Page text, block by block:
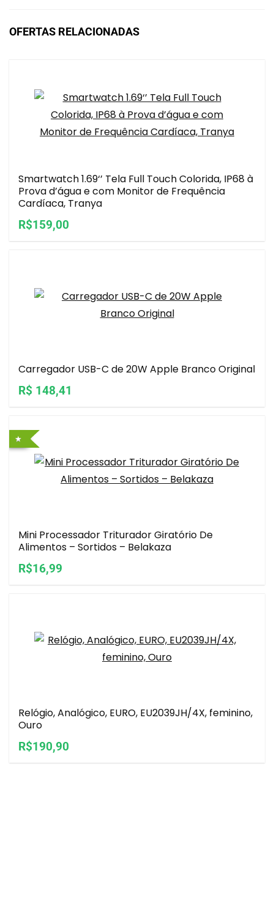
OFERTAS RELACIONADAS
Smartwatch 1.69‘’ Tela Full Touch Colorida, IP68 à
Prova d’água e com Monitor de Frequência
Cardíaca, Tranya
R$159,00
Carregador USB-C de 20W Apple Branco Original
R$ 148,41
Mini Processador Triturador Giratório De
Alimentos – Sortidos – Belakaza
R$16,99
Relógio, Analógico, EURO, EU2039JH/4X, feminino,
Ouro
R$190,90